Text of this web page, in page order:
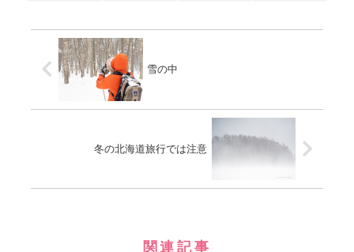
雪の中
冬の北海道旅行では注意
関連記事